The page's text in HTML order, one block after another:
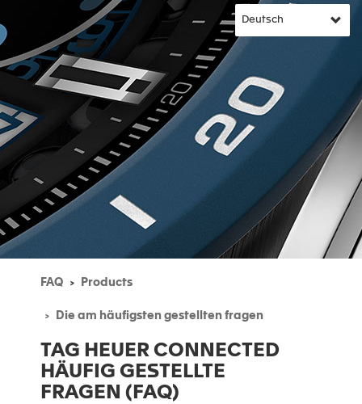
FAQ Products
Die am häufigsten gestellten fragen
TAG HEUER CONNECTED
HÄUFIG GESTELLTE
FRAGEN (FAQ)